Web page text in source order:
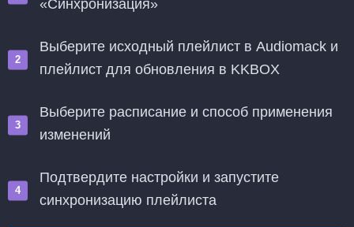
«Синхронизация»
Выберите исходный плейлист в Audiomack и
плейлист для обновления в KKBOX
Выберите расписание и способ применения
изменений
Подтвердите настройки и запустите
синхронизацию плейлиста